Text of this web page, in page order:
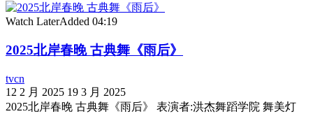
Watch LaterAdded 04:19
2025北岸春晚 古典舞《雨后》
tvcn
12 2 月 2025 19 3 月 2025
2025北岸春晚 古典舞《雨后》 表演者:洪杰舞蹈学院 舞美灯